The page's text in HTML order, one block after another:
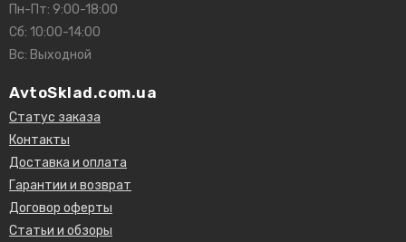
Пн-Пт: 9:00-18:00
Сб: 10:00-14:00
Вс: Выходной
AvtoSklad.com.ua
Статус заказа
Контакты
Доставка и оплата
Гарантии и возврат
Договор оферты
Статьи и обзоры